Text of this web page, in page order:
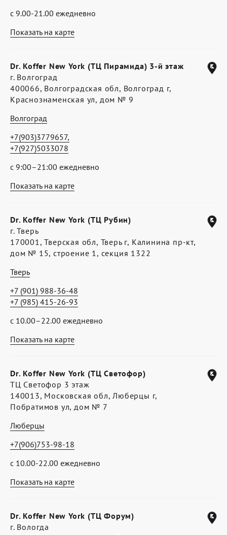
Показать на карте
с 9.00-21.00 ежедневно
Показать на карте
Dr. Koffer New York (ТЦ Пирамида) 3-й этаж
г. Волгоград
400066, Волгоградская обл, Волгоград г,
Краснознаменская ул, дом № 9
Волгоград
с 9:00–21:00 ежедневно
+7(903)3779657,
+7(927)5033078
Показать на карте
Dr. Koffer New York (ТЦ Рубин)
г. Тверь
170001, Тверская обл, Тверь г, Калинина пр-кт,
дом № 15, строение 1, секция 1322
Тверь
с 10.00–22.00 ежедневно
+7 (901) 988-36-48
+7 (985) 415-26-93
Показать на карте
Dr. Koffer New York (ТЦ Светофор)
ТЦ Светофор 3 этаж
140013, Московская обл, Люберцы г,
Побратимов ул, дом № 7
Люберцы
с 10.00-22.00 ежедневно
+7(906)753-98-18
Dr. Koffer New York (ТЦ Форум)
г. Вологда